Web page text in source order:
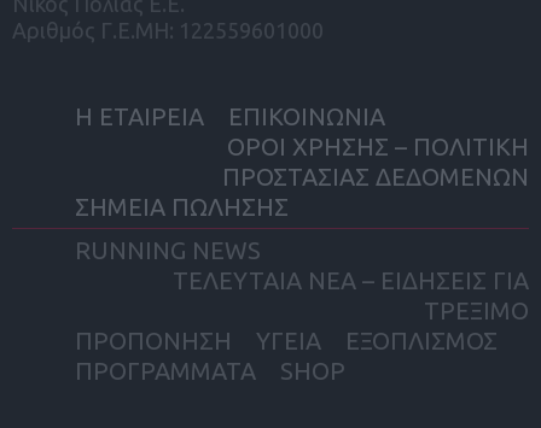
Αριθμός Γ.Ε.ΜΗ: 122559601000
Η ΕΤΑΙΡΕΙΑ
ΕΠΙΚΟΙΝΩΝΙΑ
ΟΡΟΙ ΧΡΗΣΗΣ – ΠΟΛΙΤΙΚΗ
ΠΡΟΣΤΑΣΙΑΣ ΔΕΔΟΜΕΝΩΝ
ΣΗΜΕΙΑ ΠΩΛΗΣΗΣ
RUNNING NEWS
ΤΕΛΕΥΤΑΙΑ ΝΕΑ – ΕΙΔΗΣΕΙΣ ΓΙΑ
ΤΡΕΞΙΜΟ
ΠΡΟΠΟΝΗΣΗ
ΥΓΕΙΑ
ΕΞΟΠΛΙΣΜΟΣ
ΠΡΟΓΡΑΜΜΑΤΑ
SHOP